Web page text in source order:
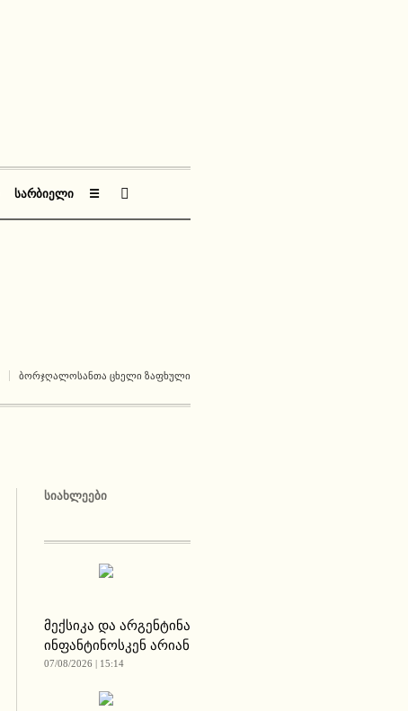
ᲡᲐᲠᲑᲘᲔᲚᲘ ☰
ᲑᲝᲠᲯᲦᲐᲚᲝᲡᲐᲜᲗᲐ ᲪᲮᲔᲚᲘ ᲖᲐᲤᲮᲣᲚᲘ
ᲡᲘᲐᲮᲚᲔᲔᲑᲘ
მექსიკა და არგენტინა
ინფანტინოსკენ არიან
07/08/2026 | 15:14